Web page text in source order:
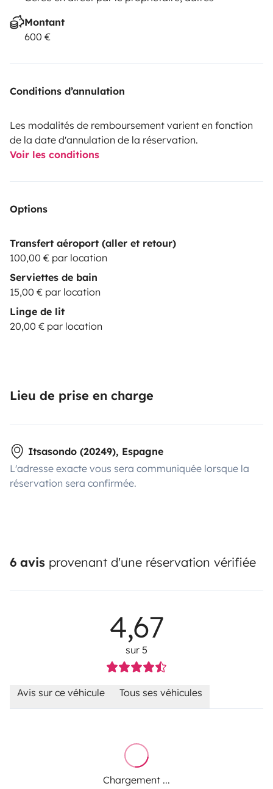
Montant
600 €
Conditions d’annulation
Les modalités de remboursement varient en fonction
de la date d'annulation de la réservation.
Voir les conditions
Options
Transfert aéroport (aller et retour)
100,00 € par location
Serviettes de bain
15,00 € par location
Linge de lit
20,00 € par location
Lieu de prise en charge
Itsasondo (20249), Espagne
L'adresse exacte vous sera communiquée lorsque la
réservation sera confirmée.
6 avis provenant d'une réservation vérifiée
4,67
sur 5
Avis sur ce véhicule Tous ses véhicules
Chargement ...